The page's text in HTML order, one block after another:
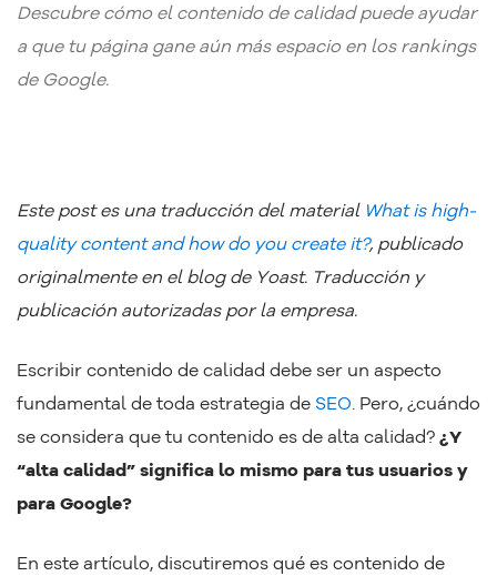
Descubre cómo el contenido de calidad puede ayudar
a que tu página gane aún más espacio en los rankings
de Google.
Este post es una traducción del material What is high-
quality content and how do you create it?, publicado
originalmente en el blog de Yoast. Traducción y
publicación autorizadas por la empresa.
Escribir contenido de calidad debe ser un aspecto
fundamental de toda estrategia de SEO. Pero, ¿cuándo
se considera que tu contenido es de alta calidad? ¿Y
“alta calidad” significa lo mismo para tus usuarios y
para Google?
En este artículo, discutiremos qué es contenido de